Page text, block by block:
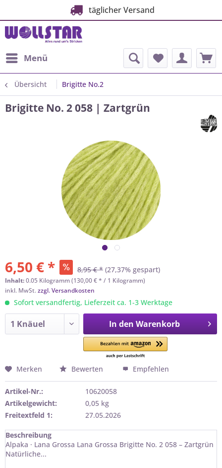
täglicher Versand
Menü
Übersicht Brigitte No.2
Brigitte No. 2 058 | Zartgrün
6,50 € * 8,95 € * (27,37% gespart)
Inhalt:0.05 Kilogramm (130,00 € * / 1 Kilogramm)
inkl. MwSt.zzgl. Versandkosten
Sofort versandfertig, Lieferzeit ca. 1-3 Werktage
In den Warenkorb
Merken Bewerten Empfehlen
Artikel-Nr.:
10620058
Artikelgewicht:
0,05 kg
Freitextfeld 1:
27.05.2026
Beschreibung
Alpaka · Lana Grossa Lana Grossa Brigitte No. 2 058 – Zartgrün
Natürliche...